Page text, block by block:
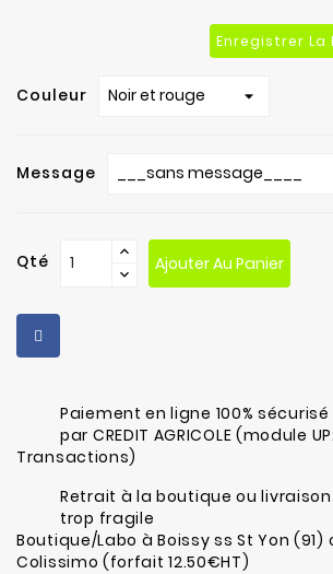
Enregistrer
Couleur
Message
Qté Ajouter Au Panier
Paiement en ligne 100% sécurisé
par CREDIT AGRICOLE (module
Transactions)
Retrait à la boutique ou
trop fragile
Boutique/Labo à Boissy ss St Yon (91)
Colissimo (forfait 12.50€HT)